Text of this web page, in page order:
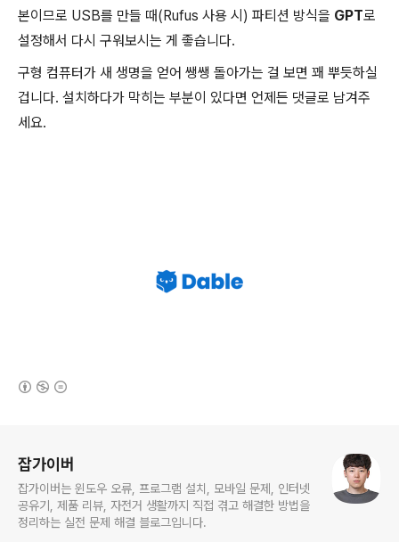
본이므로 USB를 만들 때(Rufus 사용 시) 파티션 방식을 GPT로
설정해서 다시 구워보시는 게 좋습니다.
구형 컴퓨터가 새 생명을 얻어 쌩쌩 돌아가는 걸 보면 꽤 뿌듯하실
겁니다. 설치하다가 막히는 부분이 있다면 언제든 댓글로 남겨주
세요.
잡가이버
잡가이버는 윈도우 오류, 프로그램 설치, 모바일 문제, 인터넷
공유기, 제품 리뷰, 자전거 생활까지 직접 겪고 해결한 방법을
정리하는 실전 문제 해결 블로그입니다.